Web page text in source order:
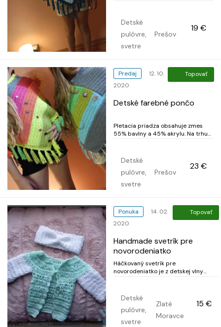
akrylu. Na trhu patrí medzi
najobľúbenejšie priadze.
Nežmolkuje sa, jej farby neblednú a
je vhodná aj pre deti. Poštovné
3,50€
Detské
pulóvre,
svetre
Prešov
19 €
Predaj
12. 10.
2020
Topovať
Detské farebné pončo
Pletacia priadza obsahuje zmes
55% bavlny a 45% akrylu. Na trhu
neblednú a je vhodná aj pre deti.
Poštovné 3,50€
Detské
pulóvre,
svetre
Prešov
23 €
Ponuka
14. 02.
2020
Topovať
Handmade svetrík pre
novorodeniatko
Háčkovaný svetrík pre
novorodeniatko je z detskej vlny
Detské
pulóvre,
svetre
Zlaté
Moravce
15 €